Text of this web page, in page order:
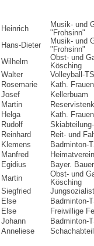
Heinrich
Musik- und
"Frohsinn"
Hans-Dieter
Musik- und
"Frohsinn"
Wilhelm
Obst- und
Kösching
Walter
Volleyball-
Rosemarie
Kath.
Josef
Kellerbuam
Martin
Helga
Kath.
Rudolf
Reinhard
Reit- und
Klemens
Badminton-
Manfred
Egidius
Bayer.
Martin
Obst- und
Kösching
Siegfried
Else
Badminton-
Else
Freiwillige
Johann
Badminton-
Anneliese